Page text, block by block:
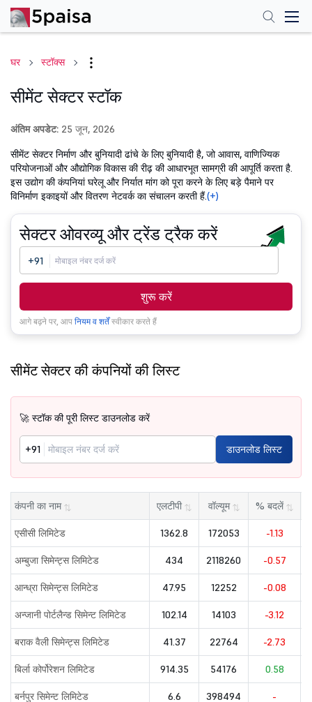
घर स्टॉक्स
सीमेंट सेक्टर स्टॉक
अंतिम अपडेट: 25 जून, 2026
सीमेंट सेक्टर निर्माण और बुनियादी ढांचे के लिए बुनियादी है, जो आवास, वाणिज्यिक
परियोजनाओं और औद्योगिक विकास की रीढ़ की आधारभूत सामग्री की आपूर्ति करता है.
इस उद्योग की कंपनियां घरेलू और निर्यात मांग को पूरा करने के लिए बड़े पैमाने पर
विनिर्माण इकाइयों और वितरण नेटवर्क का संचालन करती हैं.(+)
सेक्टर ओवरव्यू और ट्रेंड ट्रैक करें
+91
शुरू करें
आगे बढ़ने पर, आप नियम व शर्तेंस्वीकार करते हैं
सीमेंट सेक्टर की कंपनियों की लिस्ट
🚀 स्टॉक की पूरी लिस्ट डाउनलोड करें
+91 डाउनलोड लिस्ट
कंपनी का नाम ⇅ एलटीपी ⇅ वॉल्यूम ⇅ % बदलें ⇅
एसीसी लिमिटेड 1362.8 172053 -1.13
अम्बुजा सिमेन्ट्स लिमिटेड 434 2118260 -0.57
आन्ध्रा सिमेन्ट्स लिमिटेड 47.95 12252 -0.08
अन्जानी पोर्टलैन्ड सिमेन्ट लिमिटेड 102.14 14103 -3.12
बराक वैली सिमेन्ट्स लिमिटेड 41.37 22764 -2.73
बिर्ला कोर्पोरेशन लिमिटेड 914.35 54176 0.58
बर्नपुर सिमेन्ट लिमिटेड 6.6 398494 -